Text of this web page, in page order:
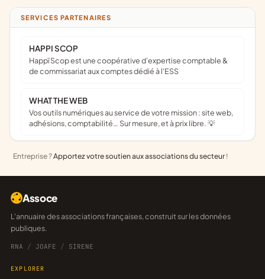
SERVICES PARTENAIRES
HAPPI SCOP
Happï Scop est une coopérative d’expertise comptable &
de commissariat aux comptes dédié à l'ESS
WHAT THE WEB
Vos outils numériques au service de votre mission : site web,
adhésions, comptabilité… Sur mesure, et à prix libre. 💡
Entreprise ?Apportez votre soutien aux associations du secteur !
Assoce
L'annuaire des associations françaises, construit sur les données
publiques.
RNA / JOAFE / SIRENE
EXPLORER